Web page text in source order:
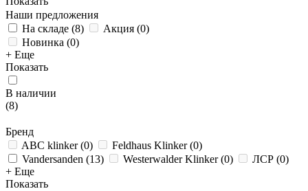
Наши предложения
На складе (8) Акция (0)
Новинка (0)
+ Еще
Показать
В наличии
(8)
Бренд
ABC klinker(0) Feldhaus Klinker(0)
Vandersanden (13) Westerwalder Klinker(0) ЛСР (0)
+ Еще
Показать